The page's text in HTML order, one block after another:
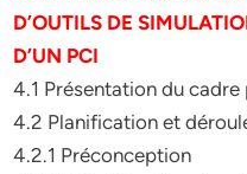
D’OUTILS DE
D’UN PCI
4.1 Présentation du
4.2 Planification et
4.2.1 Préconception